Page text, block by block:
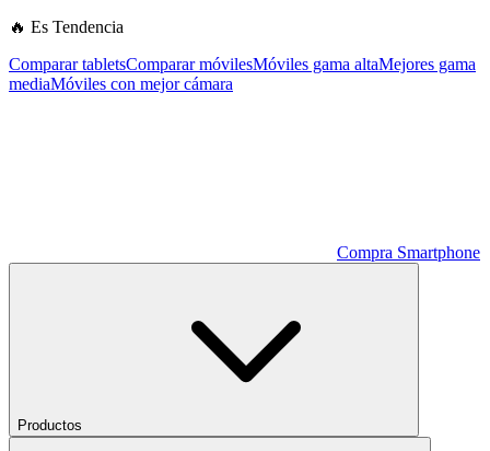
🔥 Es Tendencia
Comparar tabletsComparar móvilesMóviles gama altaMejores gama
mediaMóviles con mejor cámara
Compra Smartphone
Productos